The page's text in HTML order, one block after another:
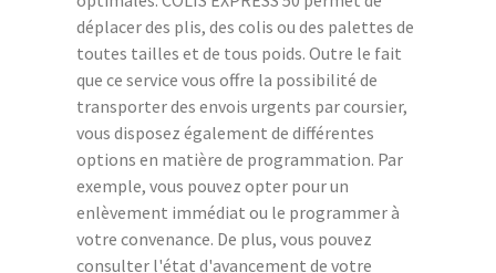
déplacer des plis, des colis ou des palettes de
toutes tailles et de tous poids. Outre le fait
que ce service vous offre la possibilité de
transporter des envois urgents par coursier,
vous disposez également de différentes
options en matière de programmation. Par
exemple, vous pouvez opter pour un
enlèvement immédiat ou le programmer à
votre convenance. De plus, vous pouvez
consulter l'état d'avancement de votre